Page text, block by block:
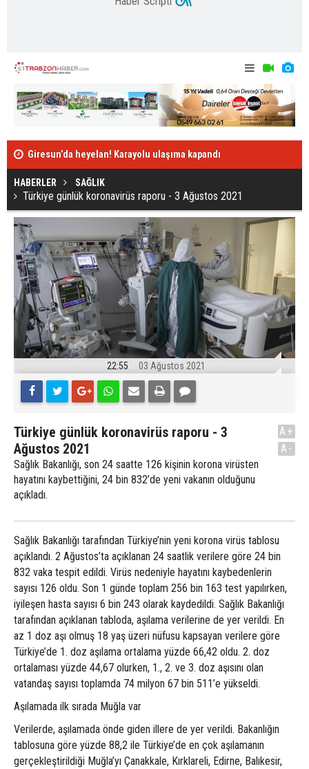
Giresun’da heyelan! Karayolu ulaşıma kapandı
Türkiye günlük koronavirüs raporu - 3 Ağustos 2021
HABERLER SAĞLIK
Türkiye günlük koronavirüs raporu - 3 Ağustos 2021
22:55 03 Ağustos 2021
Türkiye günlük koronavirüs raporu - 3
Ağustos 2021
Sağlık Bakanlığı, son 24 saatte 126 kişinin korona virüsten
hayatını kaybettiğini, 24 bin 832’de yeni vakanın olduğunu
açıkladı.
A+
A-
Sağlık Bakanlığı tarafından Türkiye’nin yeni korona virüs tablosu
açıklandı. 2 Ağustos’ta açıklanan 24 saatlik verilere göre 24 bin
832 vaka tespit edildi. Virüs nedeniyle hayatını kaybedenlerin
sayısı 126 oldu. Son 1 günde toplam 256 bin 163 test yapılırken,
iyileşen hasta sayısı 6 bin 243 olarak kaydedildi. Sağlık Bakanlığı
tarafından açıklanan tabloda, aşılama verilerine de yer verildi. En
az 1 doz aşı olmuş 18 yaş üzeri nüfusu kapsayan verilere göre
Türkiye’de 1. doz aşılama ortalama yüzde 66,42 oldu. 2. doz
ortalaması yüzde 44,67 olurken, 1., 2. ve 3. doz aşısını olan
vatandaş sayısı toplamda 74 milyon 67 bin 511’e yükseldi.
Aşılamada ilk sırada Muğla var
Verilerde, aşılamada önde giden illere de yer verildi. Bakanlığın
tablosuna göre yüzde 88,2 ile Türkiye’de en çok aşılamanın
gerçekleştirildiği Muğla’yı Çanakkale, Kırklareli, Edirne, Balıkesir,